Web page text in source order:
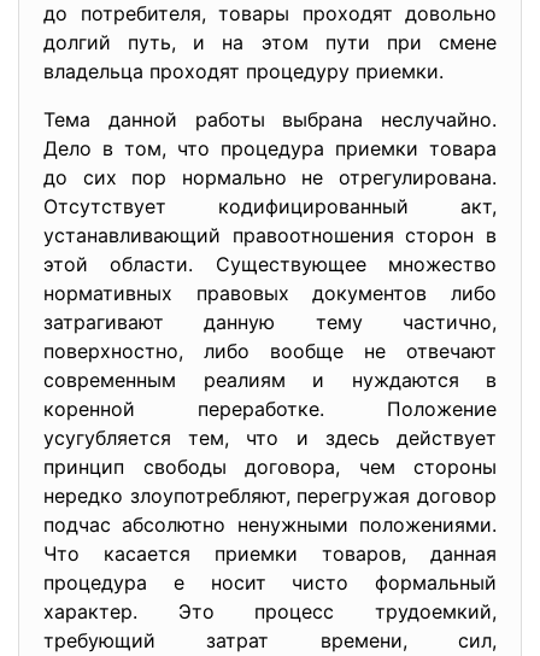
до потребителя, товары проходят довольно
долгий путь, и на этом пути при смене
владельца проходят процедуру приемки.
Тема данной работы выбрана неслучайно.
Дело в том, что процедура приемки товара
до сих пор нормально не отрегулирована.
Отсутствует кодифицированный акт,
устанавливающий правоотношения сторон в
этой области. Существующее множество
нормативных правовых документов либо
затрагивают данную тему частично,
поверхностно, либо вообще не отвечают
современным реалиям и нуждаются в
коренной переработке. Положение
усугубляется тем, что и здесь действует
принцип свободы договора, чем стороны
нередко злоупотребляют, перегружая договор
подчас абсолютно ненужными положениями.
Что касается приемки товаров, данная
процедура е носит чисто формальный
характер. Это процесс трудоемкий,
требующий затрат времени, сил,